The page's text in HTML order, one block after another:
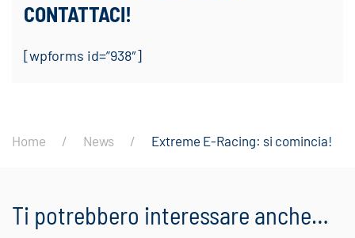
CONTATTACI!
[wpforms id=”938″]
Home News Extreme E-Racing: si comincia!
Ti potrebbero interessare anche…